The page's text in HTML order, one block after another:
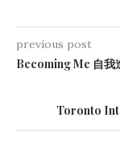
previous post
Becoming Me 自我
Toronto